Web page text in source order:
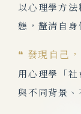
以心理學方
態，釐清自身
❝ 發現自己
用心理學「社
與不同背景、